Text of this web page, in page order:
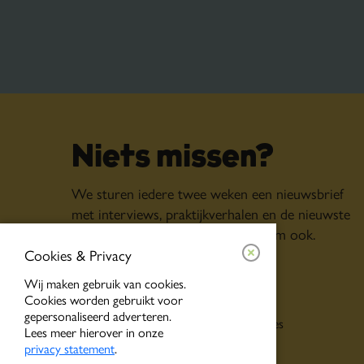
Cookies & Privacy
Wij maken gebruik van cookies.
Cookies worden gebruikt voor
gepersonaliseerd adverteren.
Lees meer hierover in onze
privacy statement.
Niets missen?
We sturen iedere twee weken een nieuwsbrief
met interviews, praktijkverhalen en de nieuwste
vacatures. Schrijf je in, dan krijg jij ‘m ook.
Inschrijven voor
Algemene nieuwsbrief
Persoonlijke tips o.b.v. jouw interesses
Event alerts